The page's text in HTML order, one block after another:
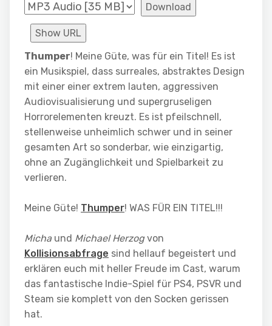
Download
Show URL
Thumper! Meine Güte, was für ein Titel! Es ist
ein Musikspiel, dass surreales, abstraktes Design
mit einer einer extrem lauten, aggressiven
Audiovisualisierung und supergruseligen
Horrorelementen kreuzt. Es ist pfeilschnell,
stellenweise unheimlich schwer und in seiner
gesamten Art so sonderbar, wie einzigartig,
ohne an Zugänglichkeit und Spielbarkeit zu
verlieren.
Meine Güte! Thumper! WAS FÜR EIN TITEL!!!
Michaund Michael Herzogvon
Kollisionsabfrage sind hellauf begeistert und
erklären euch mit heller Freude im Cast, warum
das fantastische Indie-Spiel für PS4, PSVR und
Steam sie komplett von den Socken gerissen
hat.